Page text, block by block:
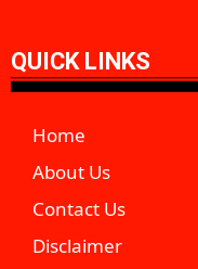
QUICK LINKS
Home
About Us
Contact Us
Disclaimer